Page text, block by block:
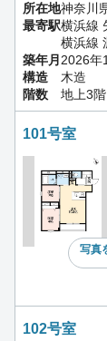
所在地神奈川
最寄駅横浜線
横浜線
築年月 2026年
構造
木造
階数
地上3階
101号室
写真
102号室